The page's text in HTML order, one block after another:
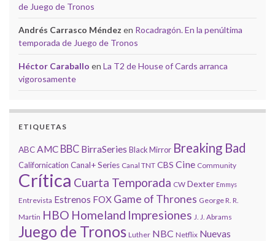
de Juego de Tronos
Andrés Carrasco Méndez en Rocadragón. En la penúltima
temporada de Juego de Tronos
Héctor Caraballo en La T2 de House of Cards arranca
vigorosamente
ETIQUETAS
ABC AMC BBC BirraSeries Black Mirror Breaking Bad
Californication Canal+ Series Canal TNT CBS Cine Community
Crítica Cuarta Temporada CW Dexter Emmys
Entrevista Estrenos FOX Game of Thrones George R. R.
Martin HBO Homeland Impresiones J. J. Abrams
Juego de Tronos Luther NBC Netflix Nuevas